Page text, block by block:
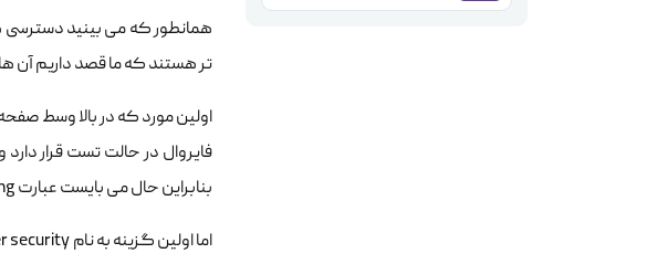
همانطور که می بینید
تر هستند که ما قصد داریم آن
بنابراین حال می بایست عبارت enabled and running را مشاهده نمایید.